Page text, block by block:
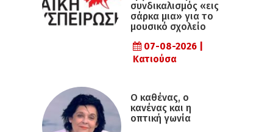
συνδικαλισμός «εις
σάρκα μια» για το
μουσικό σχολείο
07-08-2026 |
Κατιούσα
Ο καθένας, ο
κανένας και η
οπτική γωνία